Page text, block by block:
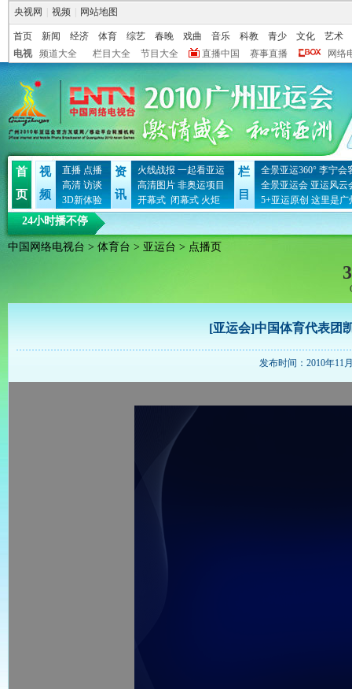
央视网 视频 网站地图
首页 新闻 经济 体育 综艺 春晚 戏曲 音乐 科教 青少 文化
艺术
电视
频道大全 栏目大全 节目大全 直播中国 赛事直播 网络
首
页
视
频
直播 点播
高清 访谈
3D新体验
资
讯
火线战报 一起看亚运
高清图片 非奥运项目
开幕式 闭幕式 火炬
栏
目
全景亚运360° 李宁会
全景亚运会 亚运风云
5+亚运原创 这里是广
24小时播不停
中国网络电视台 > 体育台 > 亚运台 > 点播页
[亚运会]中国体育代表团
发布时间：2010年11